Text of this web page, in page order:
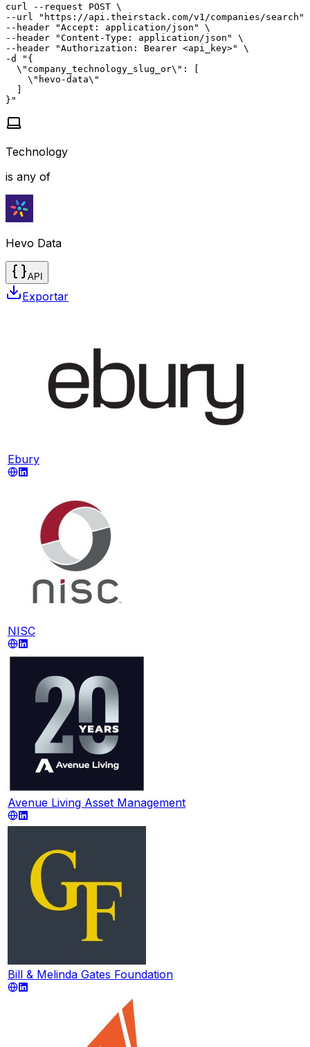
curl --request POST \
--url "https://api.theirstack.com/v1/companies/search"
--header "Accept: application/json" \
--header "Content-Type: application/json" \
--header "Authorization: Bearer <api_key>" \
-d "{
  \"company_technology_slug_or\": [
    \"hevo-data\"
  ]
}"
Technology
is any of
Hevo Data
API
Exportar
Ebury
NISC
Avenue Living Asset Management
Bill & Melinda Gates Foundation